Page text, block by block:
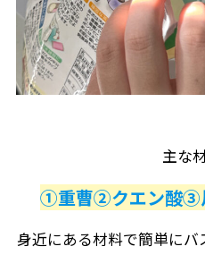
主な
①重曹②クエン酸③
身近にある材料で簡単に